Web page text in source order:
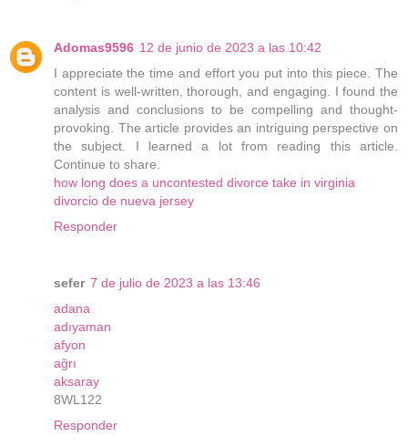
Adomas9596 12 de junio de 2023 a las 10:42
I appreciate the time and effort you put into this piece. The
content is well-written, thorough, and engaging. I found the
analysis and conclusions to be compelling and thought-
provoking. The article provides an intriguing perspective on
the subject. I learned a lot from reading this article.
Continue to share.
how long does a uncontested divorce take in virginia
divorcio de nueva jersey
Responder
sefer 7 de julio de 2023 a las 13:46
adana
adıyaman
afyon
ağrı
aksaray
8WL122
Responder